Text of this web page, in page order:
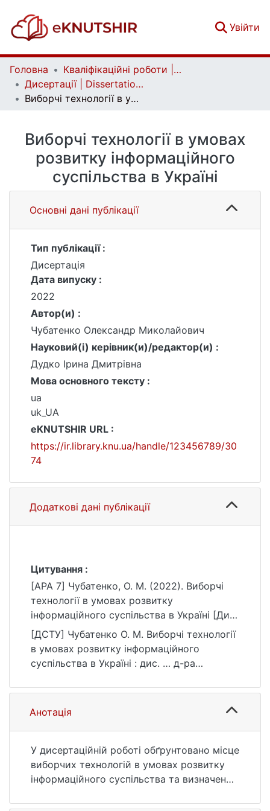
Увійти
Головна
Кваліфікаційні роботи | Qualifying works
Дисертації | Dissertations
Виборчі технології в умовах розвитку інформаційного суспільства в Україні
Виборчі технології в умовах
розвитку інформаційного
суспільства в Україні
Основні дані публікації
Тип публікації :
Дисертація
Дата випуску :
2022
Автор(и) :
Чубатенко Олександр Миколайович
Науковий(і) керівник(и)/редактор(и) :
Дудко Ірина Дмитрівна
Мова основного тексту :
ua
uk_UA
eKNUTSHIR URL :
https://ir.library.knu.ua/handle/123456789/30
74
Додаткові дані публікації
Цитування :
[APA 7] Чубатенко, О. М. (2022). Виборчі
технології в умовах розвитку
інформаційного суспільства в Україні [Дис.
д-ра філософії, Київський національний
університет імені Тараса Шевченка].
eKNUTSHIR.
https://ir.library.knu.ua/handle/123456789/30
74
[ДСТУ] Чубатенко О. М. Виборчі технології
в умовах розвитку інформаційного
суспільства в Україні : дис. … д-ра
науки. Київ, 2022. 223 с. URL:
https://ir.library.knu.ua/handle/123456789/30
74 (дата звернення: 25.07.2026).
Анотація
У дисертаційній роботі обґрунтовано місце
виборчих технологій в умовах розвитку
інформаційного суспільства та визначено
виборчих технологій в Україні.